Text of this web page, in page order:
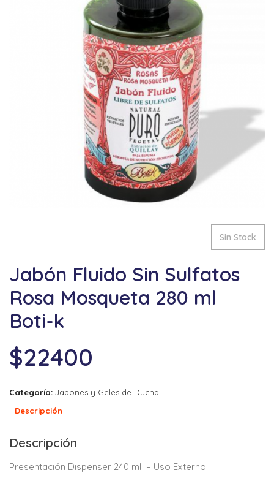
Sin Stock
Jabón Fluido Sin Sulfatos
Rosa Mosqueta 280 ml
Boti-k
$22400
Categoría: Jabones y Geles de Ducha
Descripción
Descripción
Presentación Dispenser 240 ml – Uso Externo